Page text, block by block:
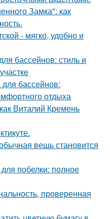
Замка": как
- мягко, удобно и
бассейнов: стиль и
бассейнов:
отдыха
Виталий Кремень
вещь становится
побелки: полное
проверенная